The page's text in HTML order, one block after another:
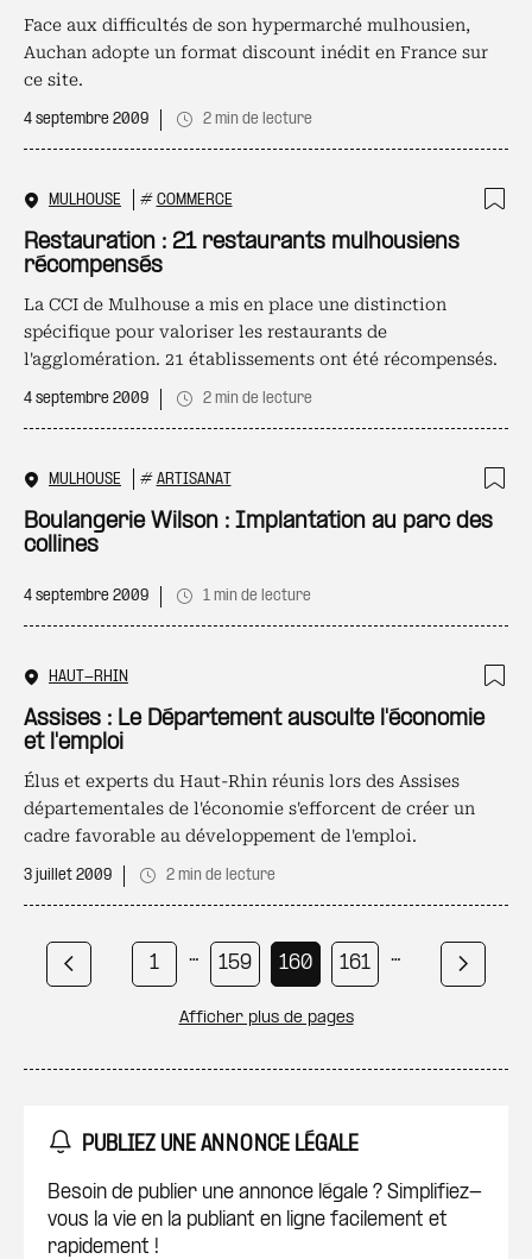
Face aux difficultés de son hypermarché mulhousien,
Auchan adopte un format discount inédit en France sur
ce site.
4 septembre 2009 2 min de lecture
MULHOUSE # COMMERCE
Restauration : 21 restaurants mulhousiens
récompensés
La CCI de Mulhouse a mis en place une distinction
spécifique pour valoriser les restaurants de
l'agglomération. 21 établissements ont été récompensés.
4 septembre 2009 2 min de lecture
MULHOUSE # ARTISANAT
Boulangerie Wilson : Implantation au parc des
collines
4 septembre 2009 1 min de lecture
HAUT-RHIN
Assises : Le Département ausculte l'économie
et l'emploi
Élus et experts du Haut-Rhin réunis lors des Assises
départementales de l'économie s'efforcent de créer un
cadre favorable au développement de l'emploi.
3 juillet 2009 2 min de lecture
Pagination
Page précédente Page
Page courante
1 … Page
159 Page
160 Page
161 …
Page
164
Afficher plus de pages
PUBLIEZ UNE ANNONCE LÉGALE
Besoin de publier une annonce légale ? Simplifiez-
vous la vie en la publiant en ligne facilement et
rapidement !